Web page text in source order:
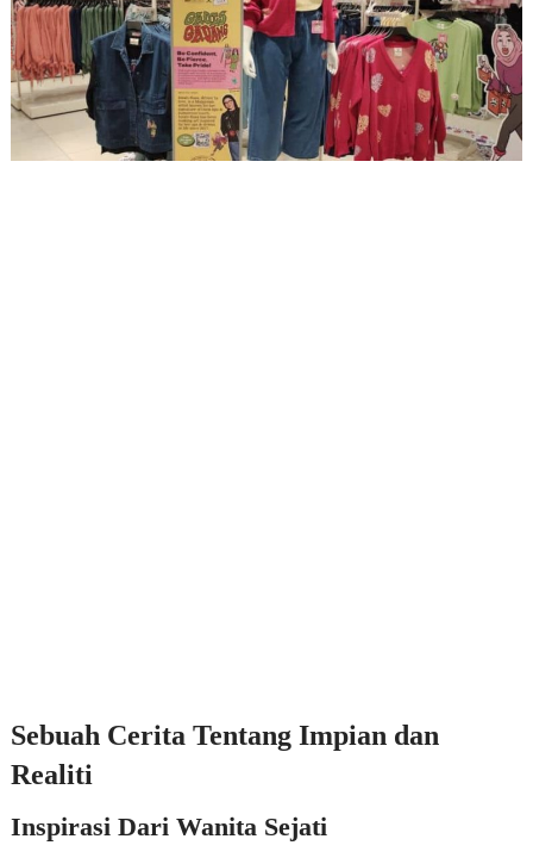
Sebuah Cerita Tentang Impian dan
Realiti
Inspirasi Dari Wanita Sejati